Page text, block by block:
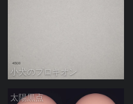
小犬のプロキオン
太陽黒点